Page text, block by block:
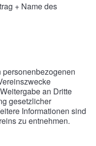
+ Name des
an Dritte
gesetzlicher
Informationen sind
zu entnehmen.